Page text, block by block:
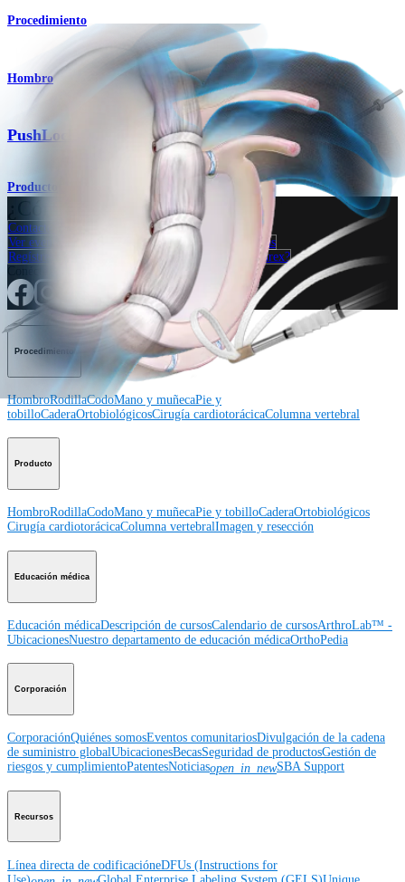
Procedimiento
Hombro
PushLock
Producto
¿Cómo podemos ayudarlo?
Contacte a un representante
Ver eventos, laboratorios y oportunidades educativas
Regístrese para recibir: ¿Qué hay de nuevo en Arthrex?
Procedimiento
HombroRodillaCodoMano y muñecaPie y
tobilloCaderaOrtobiológicosCirugía cardiotorácicaColumna vertebral
Producto
HombroRodillaCodoMano y muñecaPie y tobilloCaderaOrtobiológicos
Cirugía cardiotorácicaColumna vertebralImagen y resección
Educación médica
Educación médicaDescripción de cursosCalendario de cursosArthroLab™ -
UbicacionesNuestro departamento de educación médicaOrthoPedia
Corporación
CorporaciónQuiénes somosEventos comunitariosDivulgación de la cadena
de suministro globalUbicacionesBecasSeguridad de productosGestión de
riesgos y cumplimientoPatentesNoticiasopen_in_newSBA Support
Recursos
Línea directa de codificacióneDFUs (Instructions for